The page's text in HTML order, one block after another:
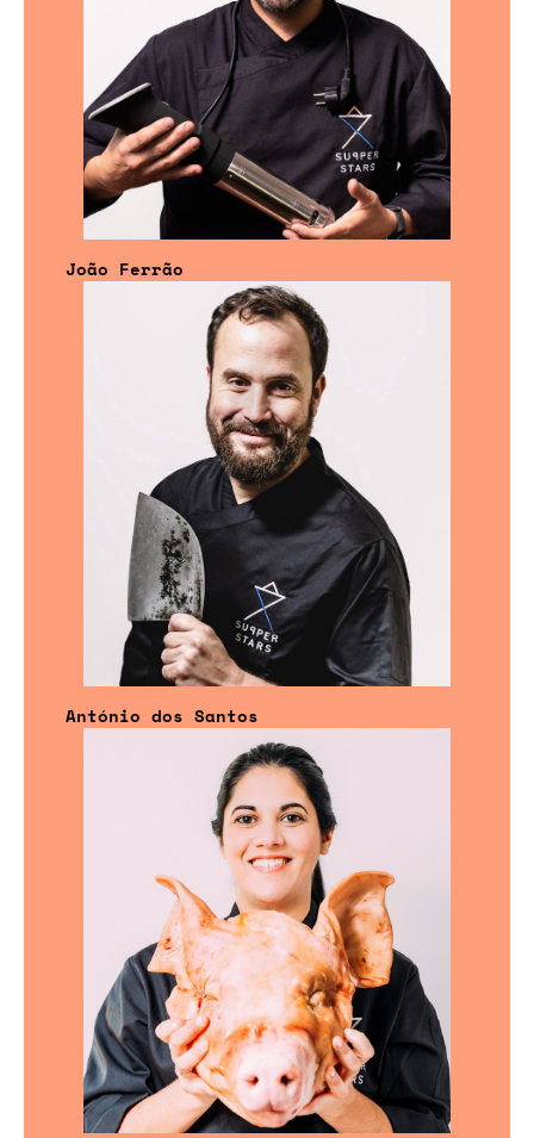
João Ferrão
António dos Santos